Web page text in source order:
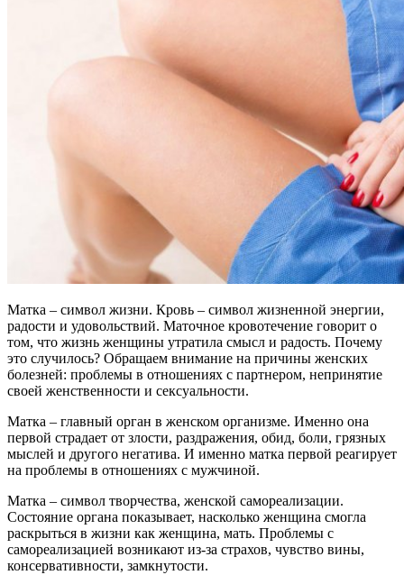
Матка – символ жизни. Кровь – символ жизненной энергии,
радости и удовольствий. Маточное кровотечение говорит о
том, что жизнь женщины утратила смысл и радость. Почему
это случилось? Обращаем внимание на причины женских
болезней: проблемы в отношениях с партнером, непринятие
своей женственности и сексуальности.
Матка – главный орган в женском организме. Именно она
первой страдает от злости, раздражения, обид, боли, грязных
мыслей и другого негатива. И именно матка первой реагирует
на проблемы в отношениях с мужчиной.
Матка – символ творчества, женской самореализации.
Состояние органа показывает, насколько женщина смогла
раскрыться в жизни как женщина, мать. Проблемы с
самореализацией возникают из-за страхов, чувство вины,
консервативности, замкнутости.